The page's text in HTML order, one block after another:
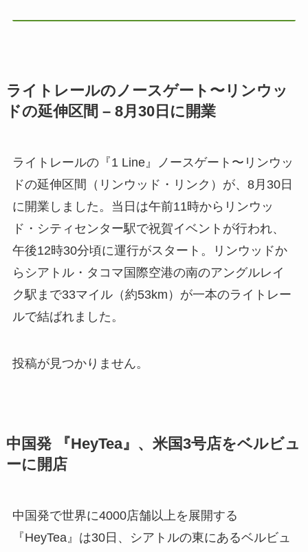
ライトレールのノースゲート〜リンウッ
ドの延伸区間 – 8月30日に開業
ライトレールの『1 Line』ノースゲート〜リンウッ
ドの延伸区間（リンウッド・リンク）が、8月30日
に開業しました。当日は午前11時からリンウッ
ド・シティセンター駅で祝賀イベントが行われ、
午後12時30分頃に運行がスタート。リンウッドか
らシアトル・タコマ国際空港の南のアングルレイ
ク駅まで33マイル（約53km）が一本のライトレー
ルで結ばれました。
投稿が見つかりません。
中国発 『HeyTea』、米国3号店をベルビュ
ーに開店
中国発で世界に4000店舗以上を展開する
『HeyTea』は30日、シアトルの東にあるベルビュ